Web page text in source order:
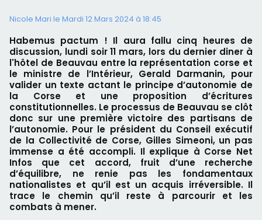
Nicole Mari le Mardi 12 Mars 2024 à 18:45
Habemus pactum ! Il aura fallu cinq heures de
discussion, lundi soir 11 mars, lors du dernier diner à
l'hôtel de Beauvau entre la représentation corse et
le ministre de l’Intérieur, Gerald Darmanin, pour
valider un texte actant le principe d’autonomie de
la Corse et une proposition d’écritures
constitutionnelles. Le processus de Beauvau se clôt
donc sur une première victoire des partisans de
l’autonomie. Pour le président du Conseil exécutif
de la Collectivité de Corse, Gilles Simeoni, un pas
immense a été accompli. Il explique à Corse Net
Infos que cet accord, fruit d’une recherche
d’équilibre, ne renie pas les fondamentaux
nationalistes et qu’il est un acquis irréversible. Il
trace le chemin qu’il reste à parcourir et les
combats à mener.